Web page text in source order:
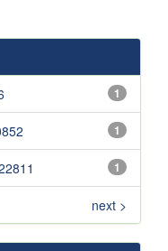
1
1
1
next >